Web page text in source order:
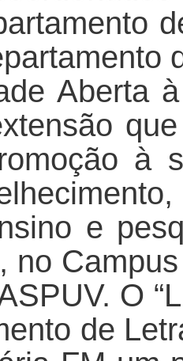
Aberta
à
e
no
O
de